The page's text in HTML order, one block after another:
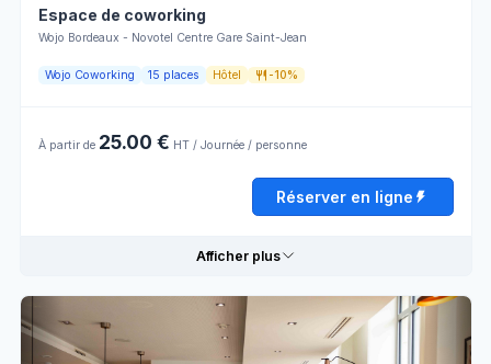
Informelle
pour le
Terrasse
09:00 - 13:00 13:00 - 18:00
Mercredi 09:00 - 13:00 13:00 - 18:00
Espace de coworking
Wojo Bordeaux - Novotel Centre Gare Saint-Jean
Wojo Coworking 15 places Hôtel -10%
À partir de 25.00 € HT / Journée / personne
Réserver en ligne
Afficher plus